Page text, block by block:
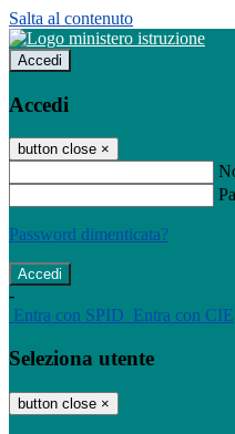
Salta al contenuto
Accedi
Accedi
button close ×
Password dimenticata?
-
Entra con SPID Entra con CIE
Seleziona utente
button close ×